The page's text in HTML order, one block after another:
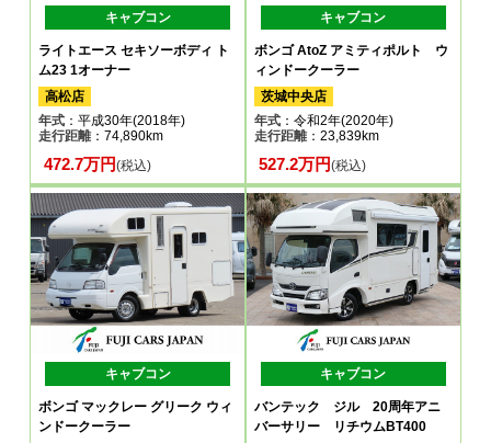
キャブコン
ライトエース セキソーボディ ト
ム23 1オーナー
高松店
年式 ：平成30年(2018年)
走行距離：74,890km
472.7万円(税込)
キャブコン
ボンゴ AtoZ アミティポルト ウ
ィンドークーラー
茨城中央店
年式：令和2年(2020年)
走行距離：23,839km
527.2万円(税込)
キャブコン
ボンゴ マックレー グリーク ウィ
ンドークーラー
キャブコン
バンテック ジル 20周年アニ
バーサリー リチウムBT400